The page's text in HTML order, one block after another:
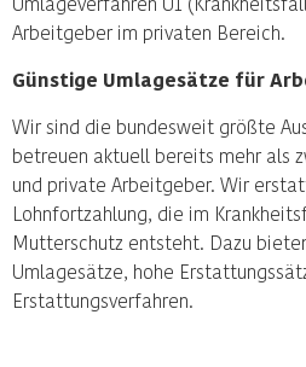
Arbeitgeber im privaten Bereich.
Günstige Umlagesätze für
Wir sind die bundesweit größte
betreuen aktuell bereits mehr als
und private Arbeitgeber. Wir
Lohnfortzahlung, die im
Mutterschutz entsteht. Dazu
Umlagesätze, hohe
Erstattungsverfahren.